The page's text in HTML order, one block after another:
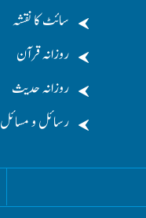
سائٹ کا نقشہ
روزانہ قرآن
روزانہ حدیث
رسائل و مسائل